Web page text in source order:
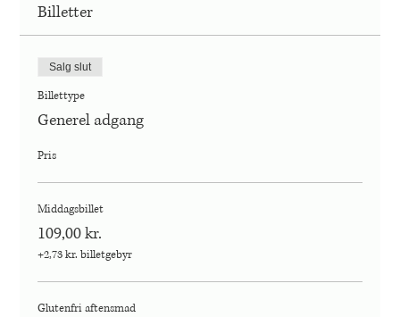
Billetter
Salg slut
Billettype
Generel adgang
Pris
Middagsbillet
109,00 kr.
+2,73 kr. billetgebyr
Glutenfri aftensmad